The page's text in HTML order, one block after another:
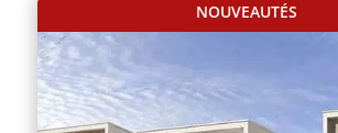
NOUVEAUTÉS